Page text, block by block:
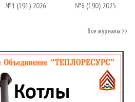
№1 (191) 2026 №6 (190) 2025
Все журналы